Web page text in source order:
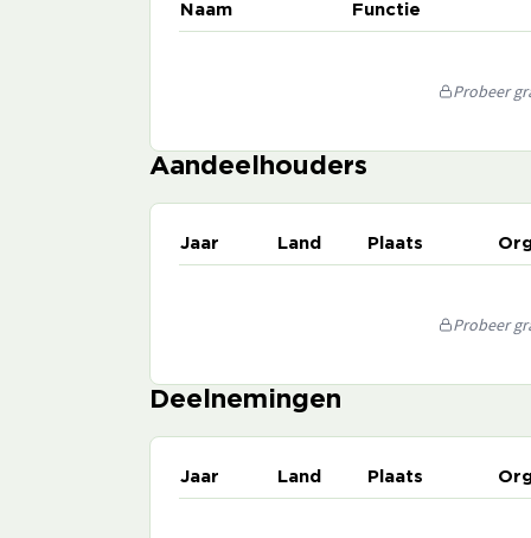
Naam Functie
Probeer
Aandeelhouders
Jaar Land Plaats
Probeer
Deelnemingen
Jaar Land Plaats